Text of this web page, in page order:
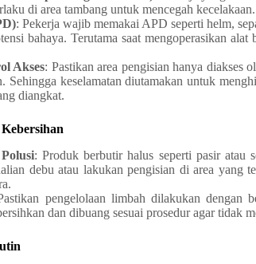
di area tambang untuk mencegah kecelakaan.
: Pekerja wajib memakai APD seperti helm,
bahaya. Terutama saat mengoperasikan alat
Akses: Pastikan area pengisian hanya diakses
Sehingga keselamatan diutamakan untuk
diangkat.
: Produk berbutir halus seperti pasir atau
debu atau lakukan pengisian di area yang
pengelolaan limbah dilakukan dengan
dan dibuang sesuai prosedur agar tidak